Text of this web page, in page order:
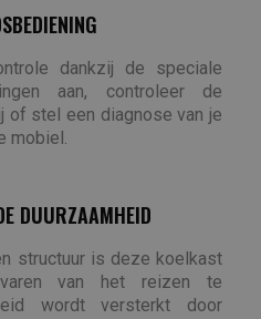
dankzij de speciale
aan, controleer de
of stel een diagnose van je
mobiel.
DUURZAAMHEID
structuur is deze koelkast
van het reizen te
wordt versterkt door